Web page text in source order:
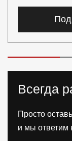
Всегда
Просто
и мы ответим